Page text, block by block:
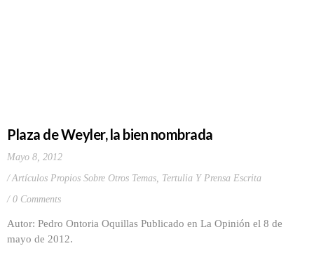
Plaza de Weyler, la bien nombrada
Mayo 8, 2012
Artículos Propios Sobre Otros Temas, Tertulia Y Prensa Escrita
0 Comments
Autor: Pedro Ontoria Oquillas Publicado en La Opinión el 8 de
mayo de 2012.